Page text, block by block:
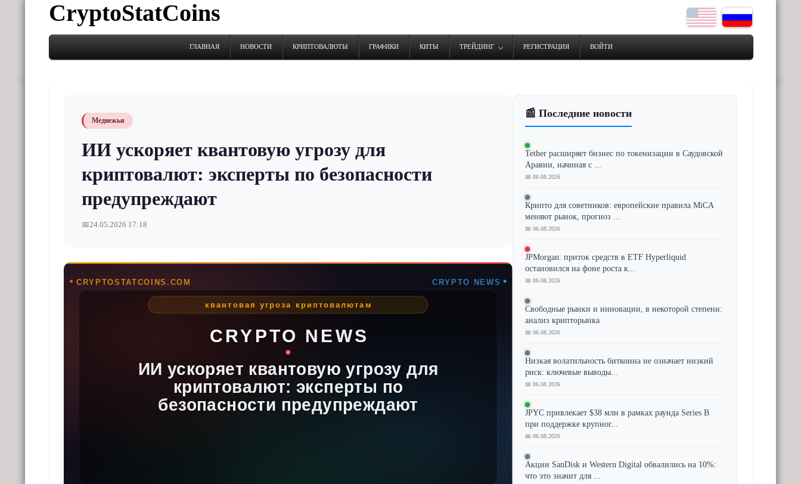
CryptoStatCoins
ГЛАВНАЯ НОВОСТИ КРИПТОВАЛЮТЫ ГРАФИКИ КИТЫ ТРЕЙДИНГ РЕГИСТРАЦИЯ ВОЙТИ
Медвежья
ИИ ускоряет квантовую угрозу для
криптовалют: эксперты по безопасности
предупреждают
📅24.05.2026 17:18
📰 Последние новости
Tether расширяет бизнес по токенизации в Саудовской
Аравии, начиная с ...
📅 06.08.2026
Крипто для советников: европейские правила MiCA
меняют рынок, прогноз ...
📅 06.08.2026
JPMorgan: приток средств в ETF Hyperliquid
остановился на фоне роста к...
📅 06.08.2026
Свободные рынки и инновации, в некоторой степени:
анализ крипторынка
📅 06.08.2026
Низкая волатильность биткоина не означает низкий
риск: ключевые выводы...
📅 06.08.2026
JPYC привлекает $38 млн в рамках раунда Series B
при поддержке крупног...
📅 06.08.2026
Акции SanDisk и Western Digital обвалились на 10%:
что это значит для ...